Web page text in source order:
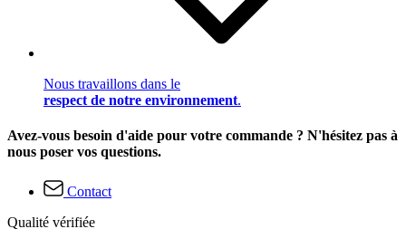
Nous travaillons dans le
respect de notre environnement.
Avez-vous besoin d'aide pour votre commande ? N'hésitez pas à
nous poser vos questions.
Contact
Qualité vérifiée